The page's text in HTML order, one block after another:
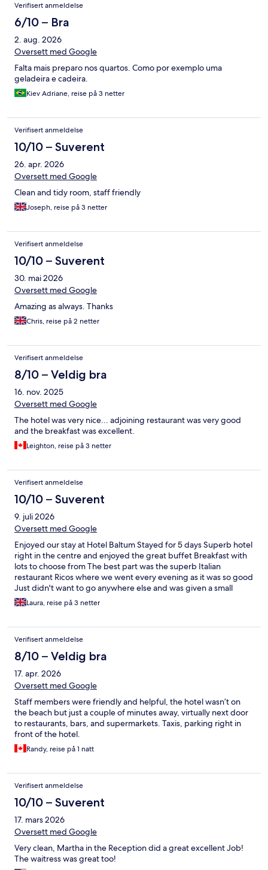
Verifisert anmeldelse
6/10 – Bra
2. aug. 2026
Oversett med Google
Falta mais preparo nos quartos. Como por exemplo uma
geladeira e cadeira.
Kiev Adriane, reise på 3 netter
Verifisert anmeldelse
10/10 – Suverent
26. apr. 2026
Oversett med Google
Clean and tidy room, staff friendly
Joseph, reise på 3 netter
Verifisert anmeldelse
10/10 – Suverent
30. mai 2026
Oversett med Google
Amazing as always. Thanks
Chris, reise på 2 netter
Verifisert anmeldelse
8/10 – Veldig bra
16. nov. 2025
Oversett med Google
The hotel was very nice... adjoining restaurant was very good
and the breakfast was excellent.
Leighton, reise på 3 netter
Verifisert anmeldelse
10/10 – Suverent
9. juli 2026
Oversett med Google
Enjoyed our stay at Hotel Baltum Stayed for 5 days Superb hotel
right in the centre and enjoyed the great buffet Breakfast with
lots to choose from The best part was the superb Italian
restaurant Ricos where we went every evening as it was so good
Just didn't want to go anywhere else and was given a small
discount which was appreciated Found Albufura itself very busy
and noisy at night but during the day much quieter Glad we
need to go anywhere else at night and most other hotels were
up the hill where a little train takes you up and down for a few
Euros Did find it quite entertaining on an evening watching all
the activity outside from our small balcony tho and listening to
the music So definitely recommend this hotel for anyone going
to Albufura
Laura, reise på 3 netter
Verifisert anmeldelse
8/10 – Veldig bra
17. apr. 2026
Oversett med Google
Staff members were friendly and helpful, the hotel wasn’t on
the beach but just a couple of minutes away, virtually next door
to restaurants, bars, and supermarkets. Taxis, parking right in
front of the hotel.
Randy, reise på 1 natt
Verifisert anmeldelse
10/10 – Suverent
17. mars 2026
Oversett med Google
Very clean, Martha in the Reception did a great excellent Job!
The waitress was great too!